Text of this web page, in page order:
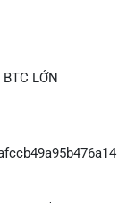
LỚN